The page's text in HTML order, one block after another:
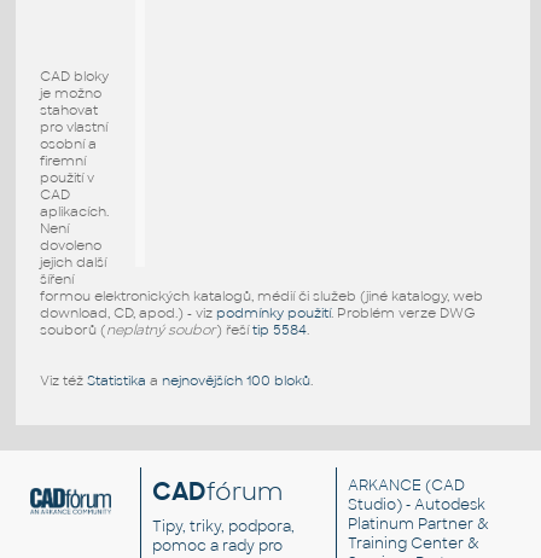
CAD bloky
je možno
stahovat
pro vlastní
osobní a
firemní
použití v
CAD
aplikacích.
Není
dovoleno
jejich další
šíření
formou elektronických katalogů, médií či služeb (jiné katalogy, web
download, CD, apod.) - viz podmínky použití. Problém verze DWG
souborů (neplatný soubor) řešítip 5584.
Viz též Statistika a nejnovějších 100 bloků.
CADfórum
Tipy, triky, podpora,
pomoc a rady pro
ARKANCE (CAD
Studio) - Autodesk
Platinum Partner &
Training Center &